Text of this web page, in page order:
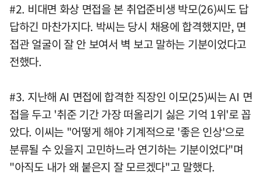
#2. 비대면 화상 면접을 본 취업준비생 박모(26)씨도 답
답하긴 마찬가지다. 박씨는 당시 채용에 합격했지만, 면
접관 얼굴이 잘 안 보여서 벽 보고 말하는 기분이었다고
전했다.
#3. 지난해 AI 면접에 합격한 직장인 이모(25)씨는 AI 면
접을 두고 '취준 기간 가장 떠올리기 싫은 기억 1위'로 꼽
았다. 이씨는 "어떻게 해야 기계적으로 '좋은 인상'으로
분류될 수 있을지 고민하느라 연기하는 기분이었다"며
"아직도 내가 왜 붙은지 잘 모르겠다"고 말했다.